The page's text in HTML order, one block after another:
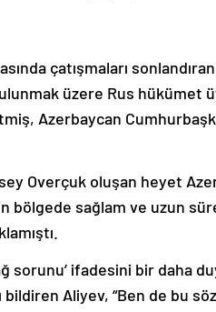
çatışmaları
üzere Rus hükümet
Azerbaycan
Overçuk oluşan heyet
bölgede sağlam ve uzun
sorunu’ ifadesini bir daha
bildiren Aliyev, “Ben de bu